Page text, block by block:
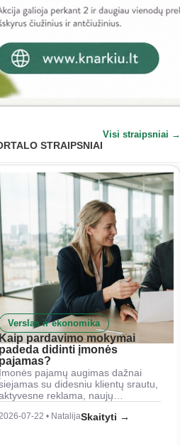
STRAIPSNIAI
Visi straipsniai →
Verslas ir ekonomika
pardavimo mokymai
didinti įmonės
pajamų augimas dažnai
su didesniu klientų srautu,
reklama, naujų…
07-22 • NatalijaSkaityti →